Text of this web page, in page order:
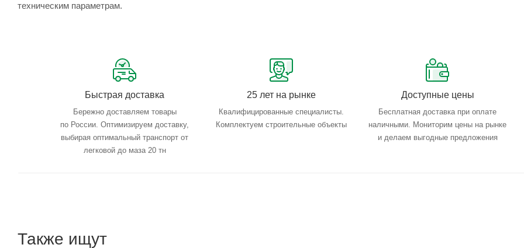
техническим параметрам.
Быстрая доставка
Бережно доставляем товары
по России. Оптимизируем доставку,
выбирая оптимальный транспорт от
легковой до маза 20 тн
25 лет на рынке
Квалифицированные специалисты.
Комплектуем строительные объекты
Доступные цены
Бесплатная доставка при оплате
наличными. Мониторим цены на рынке
и делаем выгодные предложения
Также ищут